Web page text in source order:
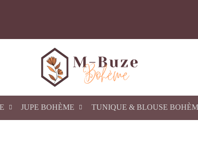
JUPE BOHÈME TUNIQUE & BLOUSE